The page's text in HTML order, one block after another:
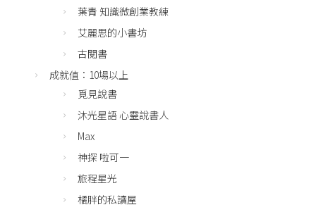
葉青 知識微創業教練
艾麗思的小書坊
古閱書
成就值：10場以上
覓見說書
沐光星語 心靈說書人
Max
神探 啦可一
旅程星光
橘胖的私讀屋